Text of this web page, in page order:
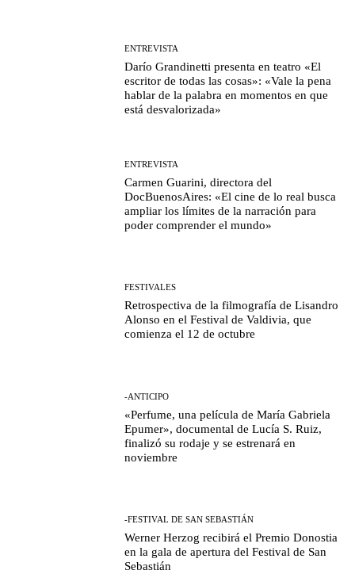
ENTREVISTA
Darío Grandinetti presenta en teatro «El
escritor de todas las cosas»: «Vale la pena
hablar de la palabra en momentos en que
está desvalorizada»
ENTREVISTA
Carmen Guarini, directora del
DocBuenosAires: «El cine de lo real busca
ampliar los límites de la narración para
poder comprender el mundo»
FESTIVALES
Retrospectiva de la filmografía de Lisandro
Alonso en el Festival de Valdivia, que
comienza el 12 de octubre
-ANTICIPO
«Perfume, una película de María Gabriela
Epumer», documental de Lucía S. Ruiz,
finalizó su rodaje y se estrenará en
noviembre
-FESTIVAL DE SAN SEBASTIÁN
Werner Herzog recibirá el Premio Donostia
en la gala de apertura del Festival de San
Sebastián